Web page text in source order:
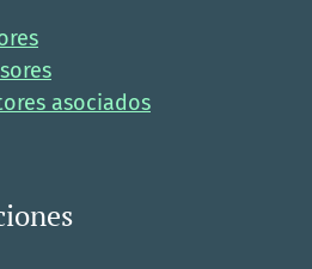
asociados